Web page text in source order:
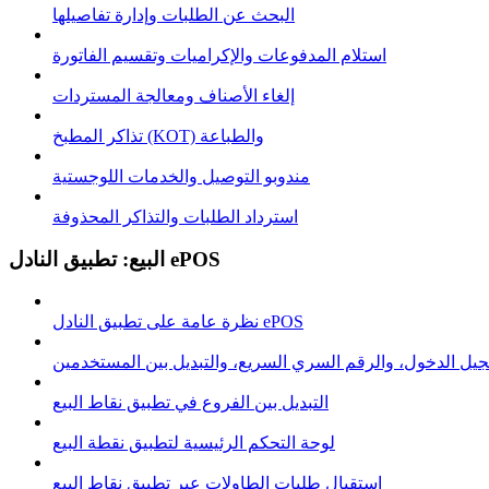
البحث عن الطلبات وإدارة تفاصيلها
استلام المدفوعات والإكراميات وتقسيم الفاتورة
إلغاء الأصناف ومعالجة المستردات
تذاكر المطبخ (KOT) والطباعة
مندوبو التوصيل والخدمات اللوجستية
استرداد الطلبات والتذاكر المحذوفة
البيع: تطبيق النادل ePOS
نظرة عامة على تطبيق النادل ePOS
الدخول، والرقم السري السريع، والتبديل بين المستخدمين
التبديل بين الفروع في تطبيق نقاط البيع
لوحة التحكم الرئيسية لتطبيق نقطة البيع
استقبال طلبات الطاولات عبر تطبيق نقاط البيع